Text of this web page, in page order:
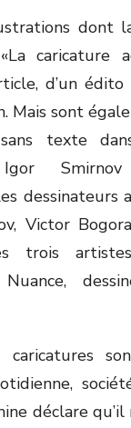
dont
caricature
d’un
Mais sont
texte
Igor
dessinateurs
Victor
trois
caricatures
déclare qu’il